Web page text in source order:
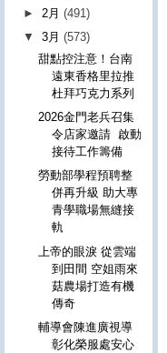
► 2月(491)
▼3月(573)
甜點控注意！台南
遠東香格里拉推
杜拜巧克力系列
2026金門老兵召集
令店家邀請 啟動
接待工作籌備
勞動部學程預聘整
併再升級 助大專
青學職場無縫接
軌
上帝的眼淚 從雲端
到田間 空姐雨來
菇農場打造有機
傳奇
輔導會陳進廣視導
彰化榮服處安心